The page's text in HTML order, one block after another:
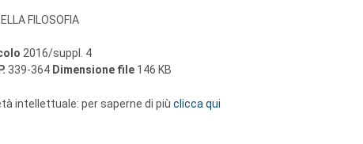
FILOSOFIA
2016/suppl. 4
P. 339-364 Dimensione file 146 KB
intellettuale: per saperne di più clicca qui